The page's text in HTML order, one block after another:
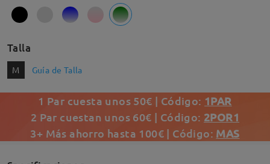
Talla
M Guía de Talla
1 Par cuesta unos 50€ | Código: 1PAR
2 Par cuestan unos 60€ | Código: 2POR1
3+ Más ahorro hasta 100€ | Código: MAS